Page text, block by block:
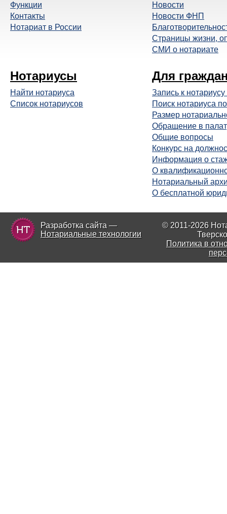
Функции
Контакты
Нотариат в России
Новости
Новости ФНП
Страницы жизни,
СМИ о нотариате
Нотариусы
Найти нотариуса
Список нотариусов
Для
Запись к нотариусу
Поиск нотариуса
Размер
Обращение в
Общие вопросы
Конкурс на
Информация о
О
Нотариальный
О бесплатной
Разработка сайта —
Нотариальные технологии
© 2011-2026
Политика в